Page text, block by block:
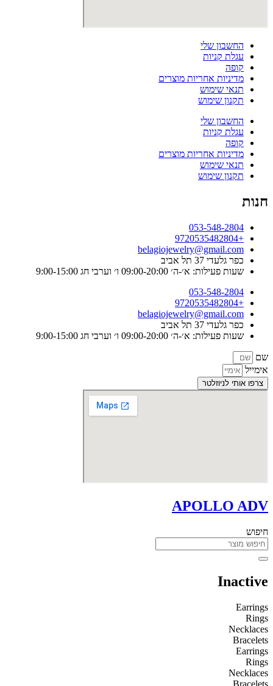
החשבון שלי
עגלת קניות
קופה
מדיניות אחריות מוצרים
תנאי שימוש
תקנון שימוש
החשבון שלי
עגלת קניות
קופה
מדיניות אחריות מוצרים
תנאי שימוש
תקנון שימוש
חנות
053-548-2804
+9720535482804
belagiojewelry@gmail.com
כפר גלעדי 37 תל אביב
שעות פעילות: א׳-ה׳ 09:00-20:00 ו׳ וערבי חג 9:00-15:00
053-548-2804
+9720535482804
belagiojewelry@gmail.com
כפר גלעדי 37 תל אביב
שעות פעילות: א׳-ה׳ 09:00-20:00 ו׳ וערבי חג 9:00-15:00
שם
אימייל
צרפו אותי לניוזלטר
APOLLO ADV
חיפוש
Inactive
Earrings
Rings
Necklaces
Bracelets
Earrings
Rings
Necklaces
Bracelets